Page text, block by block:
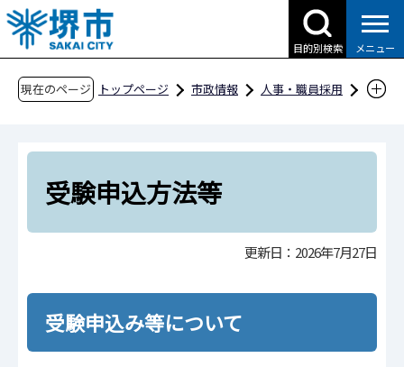
こ
の
ペ
目的別検索 メニュー
現在のページ トップページ 市政情報
人事・職員採用
採用試験情報
受験申込方法等
受験申込方法等
更新日：2026年7月27日
受験申込み等について